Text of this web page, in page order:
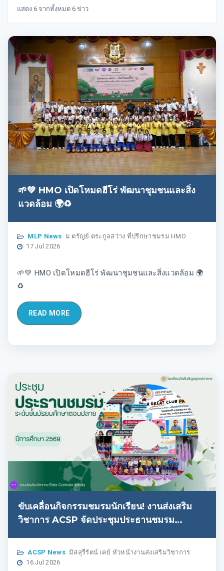
แสดง 6 จากทั้งหมด 6 ข่าว
🌱💚 HMO เปิดโหมดฮีโร่ พัฒนาชุมชนและสิ่ง
แวดล้อม 🌍♻️
MLP News ม.ตรัญย์ ตระกูลสว่าง ที่ปรึกษาชมรม HMO
17 Jul 2026
🌱💚 HMO เปิดโหมดฮีโร่ พัฒนาชุมชนและสิ่งแวดล้อม 🌍
♻️
READ MORE
ขับเคลื่อนกิจกรรมชมรมนักเรียน! งานส่งเสริม
วิชาการ ACSP จัดประชุมประธานชมรม
ผลงานปี 2569
ACSP News มิสสุรีรัตน์ เคย์ หัวหน้างานส่งเสริมวิชาการ
16 Jul 2026